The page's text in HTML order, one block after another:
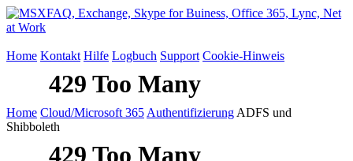
Home Kontakt Hilfe Logbuch Support Cookie-Hinweis
Home Cloud/Microsoft 365 Authentifizierung ADFS und
Shibboleth